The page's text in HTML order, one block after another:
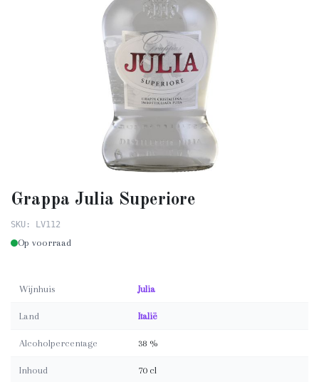
Grappa Julia Superiore
SKU: LV112
Op voorraad
Wijnhuis Julia
Land Italië
Alcoholpercentage 38 %
Inhoud 70 cl